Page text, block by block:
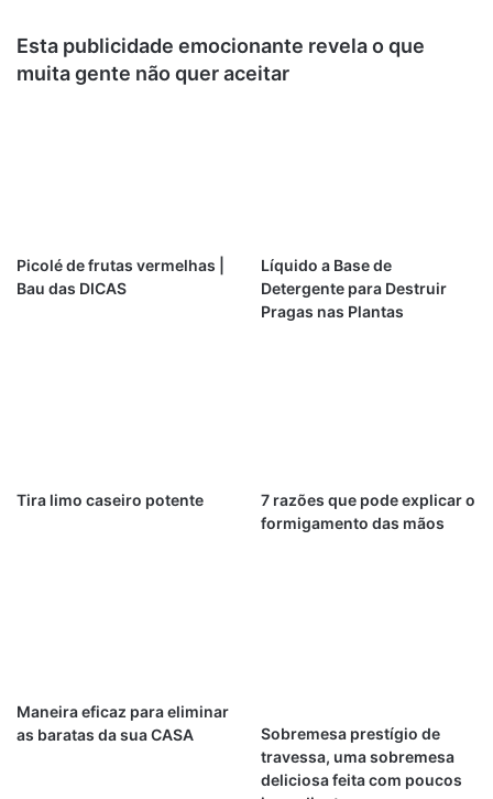
Esta publicidade emocionante revela o que
muita gente não quer aceitar
Picolé de frutas vermelhas |
Bau das DICAS
Líquido a Base de
Detergente para Destruir
Pragas nas Plantas
Tira limo caseiro potente
7 razões que pode explicar o
formigamento das mãos
Maneira eficaz para eliminar
as baratas da sua CASA
Sobremesa prestígio de
travessa, uma sobremesa
deliciosa feita com poucos